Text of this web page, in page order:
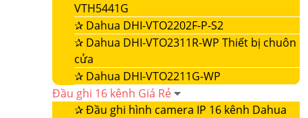
VTH5441G
✰ Dahua DHI-VTO2202F-P-S2
✰ Dahua DHI-VTO2311R-WP Thiết bị chuôn
cửa
✰ Dahua DHI-VTO2211G-WP
Đầu ghi 16 kênh Giá Rẻ
✰Đầu ghi hình camera IP 16 kênh Dahua